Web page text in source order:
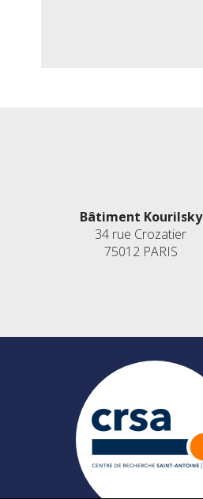
Bâtiment Kourilsky
34 rue Crozatier
75012 PARIS